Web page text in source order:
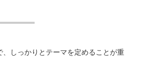
しっかりとテーマを定めることが重